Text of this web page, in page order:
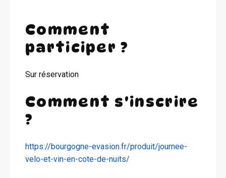
Comment
participer ?
Sur réservation
Comment s'inscrire
?
https://bourgogne-evasion.fr/produit/journee-
velo-et-vin-en-cote-de-nuits/